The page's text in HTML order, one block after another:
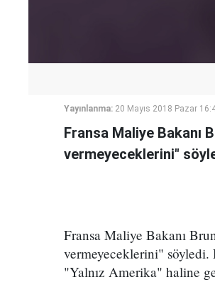
Yayınlanma: 20 Mayıs 2018 Pazar
Fransa Maliye Bakanı
vermeyeceklerini"
Fransa Maliye Bakanı
vermeyeceklerini" söyledi.
"Yalnız Amerika" haline